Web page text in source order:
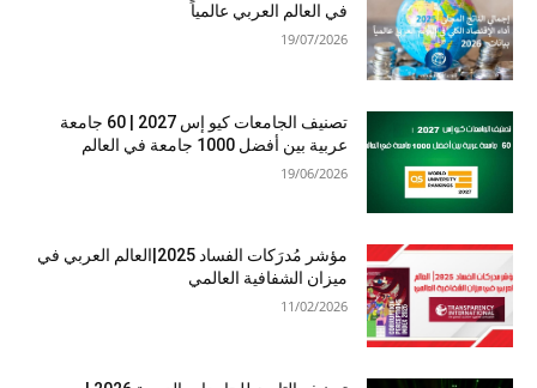
في العالم العربي عالمياً
19/07/2026
تصنيف الجامعات كيو إس 2027 | 60 جامعة
عربية بين أفضل 1000 جامعة في العالم
19/06/2026
مؤشر مُدرَكات الفساد 2025|العالم العربي في
ميزان الشفافية العالمي
11/02/2026